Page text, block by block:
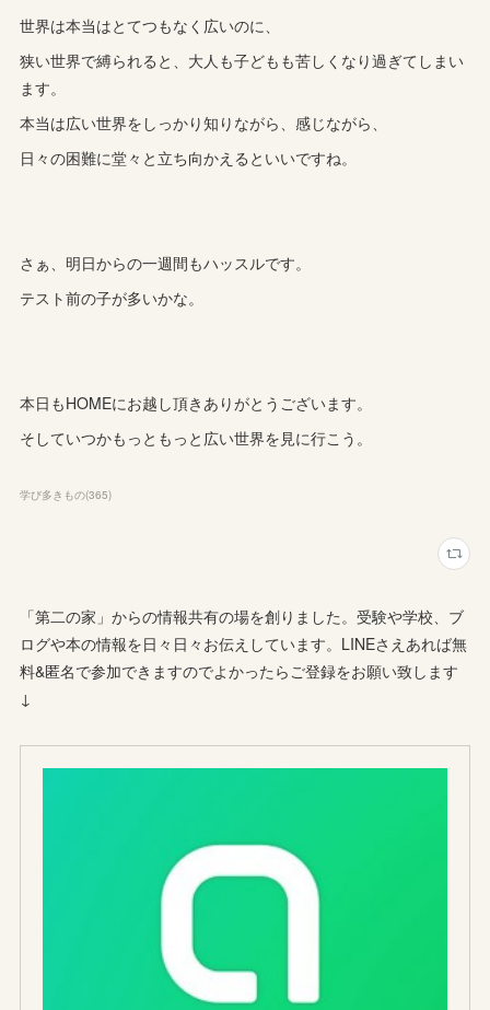
世界は本当はとてつもなく広いのに、
狭い世界で縛られると、大人も子どもも苦しくなり過ぎてしまい
ます。
本当は広い世界をしっかり知りながら、感じながら、
日々の困難に堂々と立ち向かえるといいですね。
さぁ、明日からの一週間もハッスルです。
テスト前の子が多いかな。
本日もHOMEにお越し頂きありがとうございます。
そしていつかもっともっと広い世界を見に行こう。
学び多きもの(365)
「第二の家」からの情報共有の場を創りました。受験や学校、ブ
ログや本の情報を日々日々お伝えしています。LINEさえあれば無
料&匿名で参加できますのでよかったらご登録をお願い致します
↓